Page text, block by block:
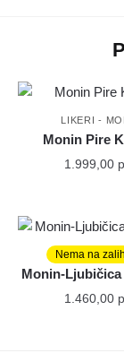
LIKERI -
Monin Pire
1.999,00
Nema na
LIKERI -
Monin-Ljubičica
1.460,00